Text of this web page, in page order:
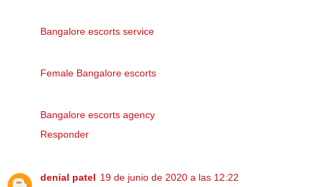
Bangalore escorts service
Female Bangalore escorts
Bangalore escorts agency
Responder
denial patel 19 de junio de 2020 a las 12:22